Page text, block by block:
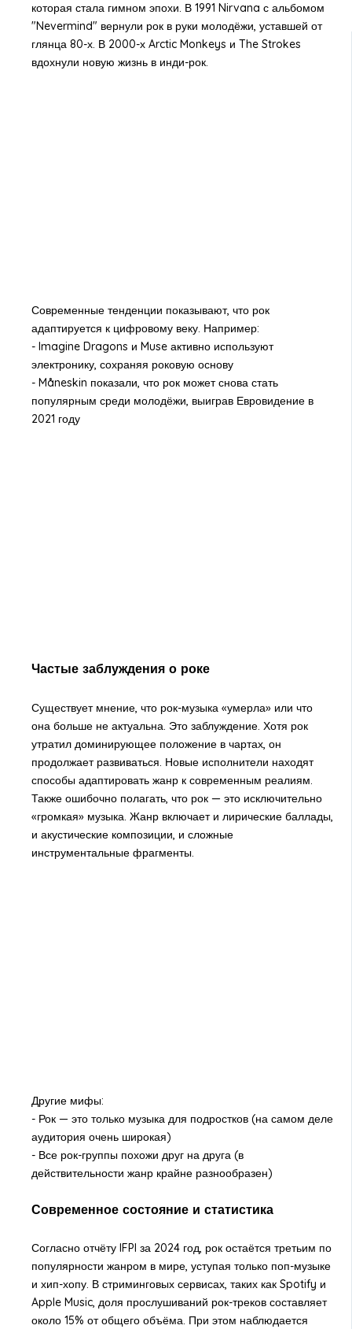
которая стала гимном эпохи. В 1991 Nirvana с альбомом
"Nevermind" вернули рок в руки молодёжи, уставшей от
глянца 80-х. В 2000-х Arctic Monkeys и The Strokes
вдохнули новую жизнь в инди-рок.
Современные тенденции показывают, что рок
адаптируется к цифровому веку. Например:
- Imagine Dragons и Muse активно используют
электронику, сохраняя роковую основу
- Måneskin показали, что рок может снова стать
популярным среди молодёжи, выиграв Евровидение в
2021 году
Частые заблуждения о роке
Существует мнение, что рок-музыка «умерла» или что
она больше не актуальна. Это заблуждение. Хотя рок
утратил доминирующее положение в чартах, он
продолжает развиваться. Новые исполнители находят
способы адаптировать жанр к современным реалиям.
Также ошибочно полагать, что рок — это исключительно
«громкая» музыка. Жанр включает и лирические баллады,
и акустические композиции, и сложные
инструментальные фрагменты.
Другие мифы:
- Рок — это только музыка для подростков (на самом деле
аудитория очень широкая)
- Все рок-группы похожи друг на друга (в
действительности жанр крайне разнообразен)
Современное состояние и статистика
Согласно отчёту IFPI за 2024 год, рок остаётся третьим по
популярности жанром в мире, уступая только поп-музыке
и хип-хопу. В стриминговых сервисах, таких как Spotify и
Apple Music, доля прослушиваний рок-треков составляет
около 15% от общего объёма. При этом наблюдается